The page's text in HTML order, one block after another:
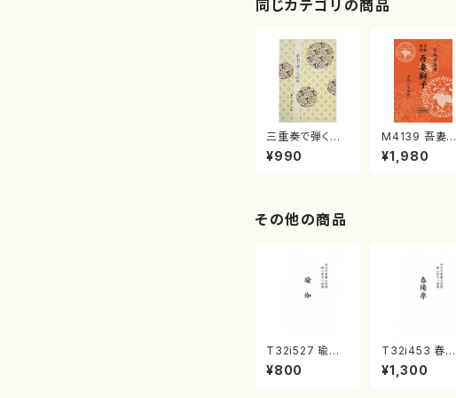
同じカテゴリの商品
三重奏で弾く名
曲集 クリスマ
スメドレー( 箏
¥990
M4139 吾妻獅
子《箏曲楽譜》
（箏/宮城道雄
¥1,980
その他の商品
T32i527 瑜伽
（尺八/大月宗明/
楽譜）都山流公
¥800
T32i453 春陽
楽（尺八/宮城道
雄/楽譜）都山流
¥1,300